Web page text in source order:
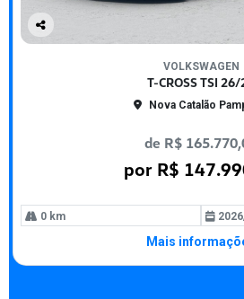
Co
VOLKSWAGEN
T-CROSS TSI
Nova Catalão
de R$
por R$
0 km
Mais